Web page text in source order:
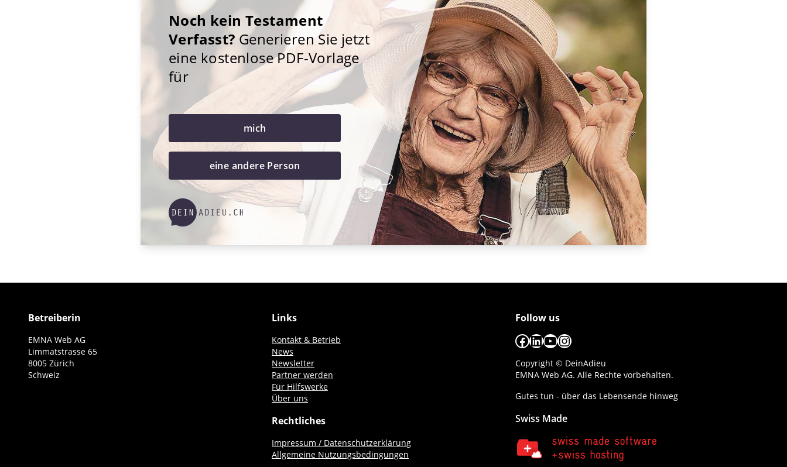
Noch kein Testament
Verfasst? Generieren Sie jetzt
eine kostenlose PDF-Vorlage
für
mich
eine andere Person
Betreiberin
EMNA Web AG
Limmatstrasse 65
8005 Zürich
Schweiz
Links
Kontakt & Betrieb
News
Newsletter
Partner werden
Für Hilfswerke
Über uns
Rechtliches
Impressum / Datenschutzerklärung
Allgemeine Nutzungsbedingungen
Follow us
Facebook
LinkedIn
YouTube
Instagram
Copyright © DeinAdieu
EMNA Web AG. Alle Rechte vorbehalten.
Gutes tun - über das Lebensende hinweg
Swiss Made